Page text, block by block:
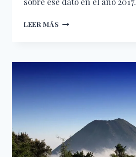
LEER MÁS IGLESIA
SALVADOR